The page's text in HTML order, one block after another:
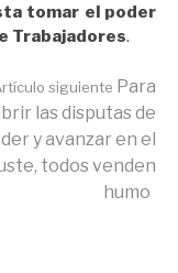
tomar el poder
Trabajadores.
siguiente Para
las disputas de
y avanzar en el
todos venden
humo